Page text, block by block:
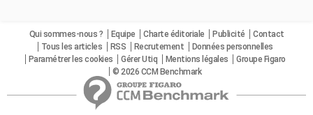
Qui sommes-nous ? Equipe Charte éditoriale Publicité
Contact
Tous les articles
RSS Recrutement
Données personnelles
Paramétrer les cookies
Gérer Utiq Mentions légales
Groupe Figaro
© 2026 CCM Benchmark